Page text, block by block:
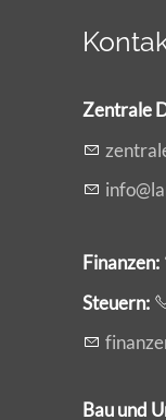
Zentrale
z ntr l
nf
l
Finanzen:
Steuern:
f n nz
Bau und